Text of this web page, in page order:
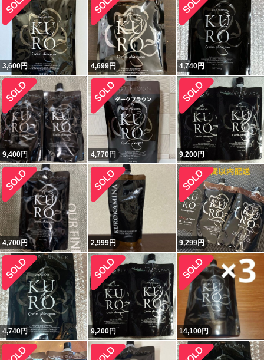
3,600円 4,699円 4,740円
9,400円 4,770円 9,200円
4,700円 2,999円 9,299円
4,740円 9,200円 14,100円